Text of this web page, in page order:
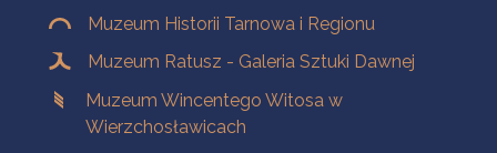
Muzeum Historii Tarnowa i Regionu
Muzeum Ratusz - Galeria Sztuki Dawnej
Muzeum Wincentego Witosa w
Wierzchosławicach